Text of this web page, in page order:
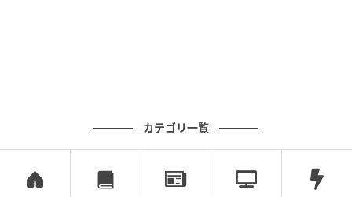
カテゴリ一覧